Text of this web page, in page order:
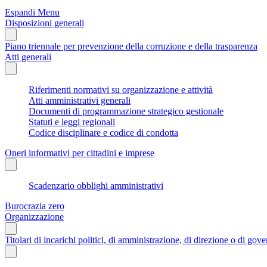
Espandi Menu
Disposizioni generali
Piano triennale per prevenzione della corruzione e della trasparenza
Atti generali
Riferimenti normativi su organizzazione e attività
Atti amministrativi generali
Documenti di programmazione strategico gestionale
Statuti e leggi regionali
Codice disciplinare e codice di condotta
Oneri informativi per cittadini e imprese
Scadenzario obblighi amministrativi
Burocrazia zero
Organizzazione
Titolari di incarichi politici, di amministrazione, di direzione o di